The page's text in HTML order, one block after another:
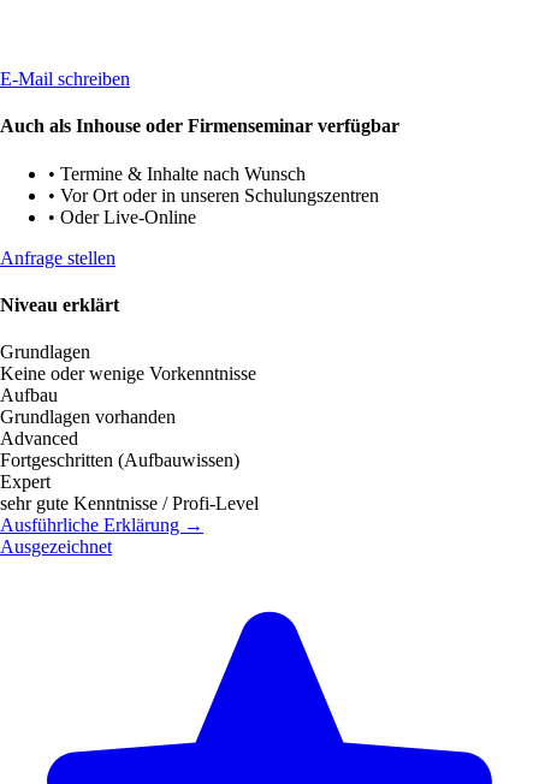
E-Mail schreiben
Auch als Inhouse oder Firmenseminar verfügbar
• Termine & Inhalte nach Wunsch
• Vor Ort oder in unseren Schulungszentren
• Oder Live-Online
Anfrage stellen
Niveau erklärt
Grundlagen
Keine oder wenige Vorkenntnisse
Aufbau
Grundlagen vorhanden
Advanced
Fortgeschritten (Aufbauwissen)
Expert
sehr gute Kenntnisse / Profi-Level
Ausführliche Erklärung →
Ausgezeichnet